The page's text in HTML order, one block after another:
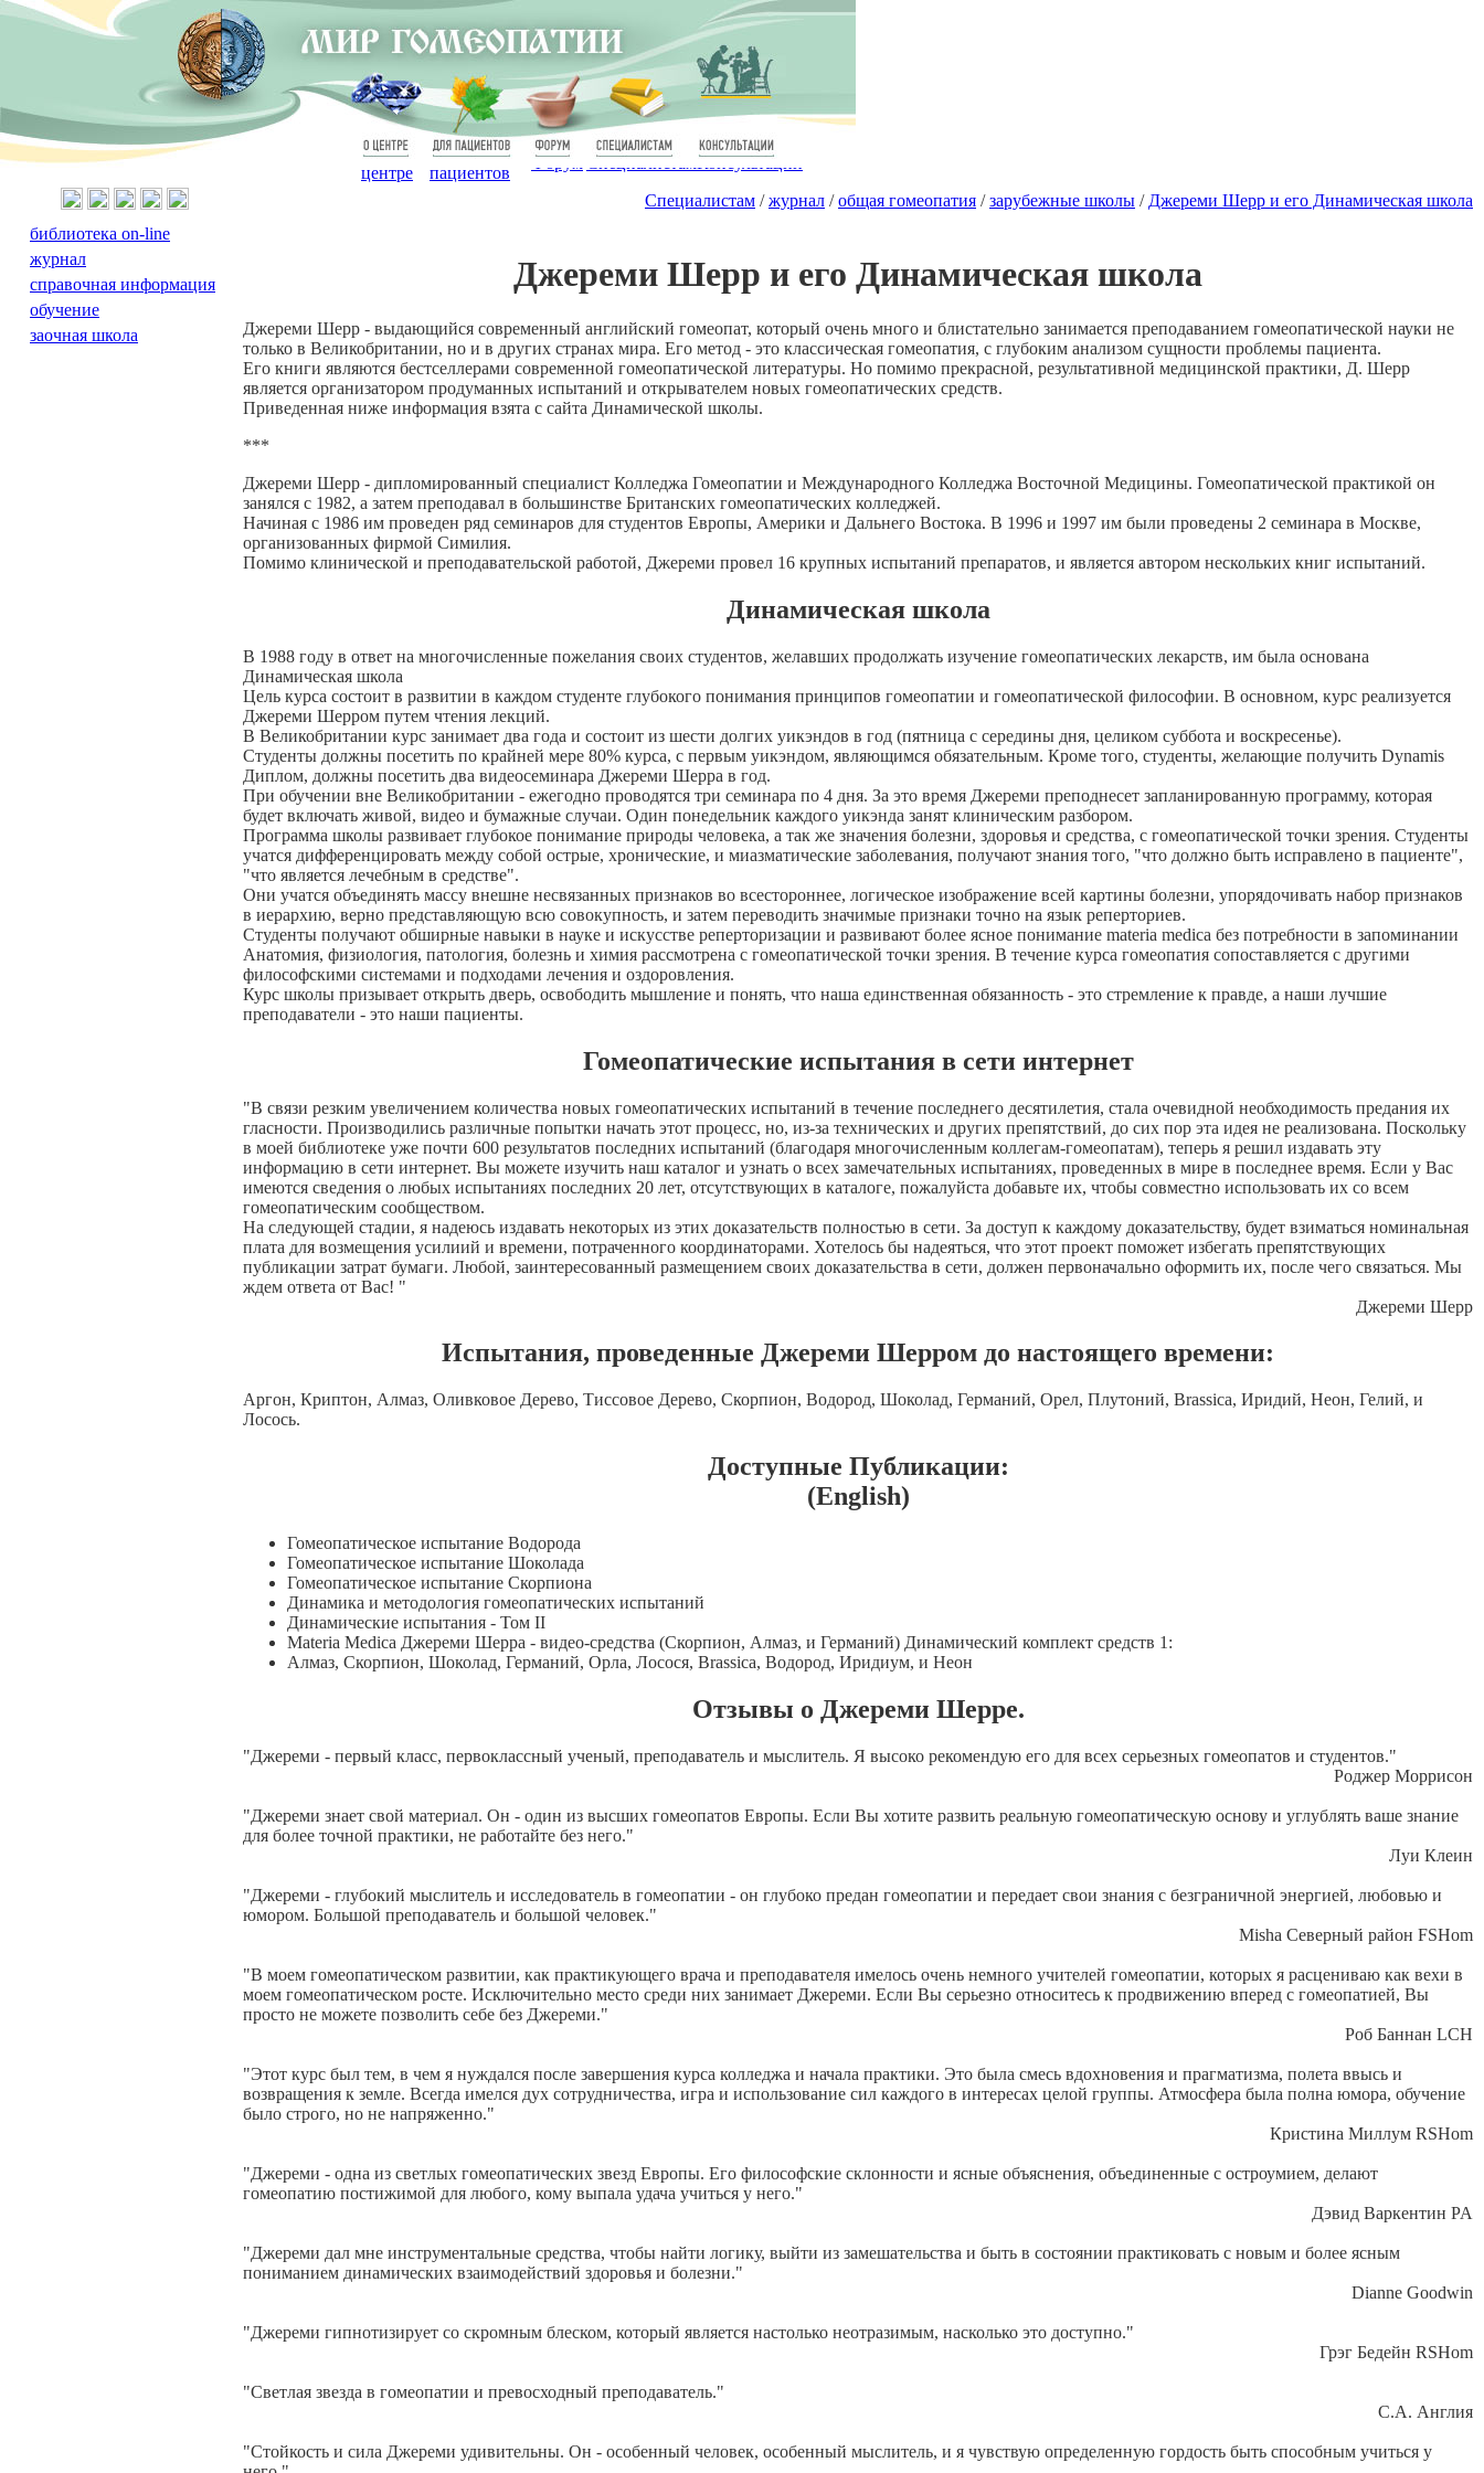
О
центре
Для
пациентов
Форум Специалистам
Консультации
Специалистам /журнал /общая гомеопатия /зарубежные школы / Джереми Шерр и его Динамическая школа
Джереми Шерр и его Динамическая школа
Джереми Шерр - выдающийся современный английский гомеопат, который очень много и блистательно занимается преподаванием гомеопатической науки не
только в Великобритании, но и в других странах мира. Его метод - это классическая гомеопатия, с глубоким анализом сущности проблемы пациента.
Его книги являются бестселлерами современной гомеопатической литературы. Но помимо прекрасной, результативной медицинской практики, Д. Шерр
является организатором продуманных испытаний и открывателем новых гомеопатических средств.
Приведенная ниже информация взята с сайта Динамической школы.
***
Джереми Шерр - дипломированный специалист Колледжа Гомеопатии и Международного Колледжа Восточной Медицины. Гомеопатической практикой он
занялся с 1982, а затем преподавал в большинстве Британских гомеопатических колледжей.
Начиная с 1986 им проведен ряд семинаров для студентов Европы, Америки и Дальнего Востока. В 1996 и 1997 им были проведены 2 семинара в Москве,
организованных фирмой Симилия.
Помимо клинической и преподавательской работой, Джереми провел 16 крупных испытаний препаратов, и является автором нескольких книг испытаний.
Динамическая школа
В 1988 году в ответ на многочисленные пожелания своих студентов, желавших продолжать изучение гомеопатических лекарств, им была основана
Динамическая школа
Цель курса состоит в развитии в каждом студенте глубокого понимания принципов гомеопатии и гомеопатической философии. В основном, курс реализуется
Джереми Шерром путем чтения лекций.
В Великобритании курс занимает два года и состоит из шести долгих уикэндов в год (пятница с середины дня, целиком суббота и воскресенье).
Студенты должны посетить по крайней мере 80% курса, с первым уикэндом, являющимся обязательным. Кроме того, студенты, желающие получить Dynamis
Диплом, должны посетить два видеосеминара Джереми Шерра в год.
При обучении вне Великобритании - ежегодно проводятся три семинара по 4 дня. За это время Джереми преподнесет запланированную программу, которая
будет включать живой, видео и бумажные случаи. Один понедельник каждого уикэнда занят клиническим разбором.
Программа школы развивает глубокое понимание природы человека, а так же значения болезни, здоровья и средства, с гомеопатической точки зрения. Студенты
учатся дифференцировать между собой острые, хронические, и миазматические заболевания, получают знания того, "что должно быть исправлено в пациенте",
"что является лечебным в средстве".
Они учатся объединять массу внешне несвязанных признаков во всестороннее, логическое изображение всей картины болезни, упорядочивать набор признаков
в иерархию, верно представляющую всю совокупность, и затем переводить значимые признаки точно на язык реперториев.
Студенты получают обширные навыки в науке и искусстве реперторизации и развивают более ясное понимание materia medica без потребности в запоминании
Анатомия, физиология, патология, болезнь и химия рассмотрена с гомеопатической точки зрения. В течение курса гомеопатия сопоставляется с другими
философскими системами и подходами лечения и оздоровления.
Курс школы призывает открыть дверь, освободить мышление и понять, что наша единственная обязанность - это стремление к правде, а наши лучшие
преподаватели - это наши пациенты.
Гомеопатические испытания в сети интернет
"В связи резким увеличением количества новых гомеопатических испытаний в течение последнего десятилетия, стала очевидной необходимость предания их
гласности. Производились различные попытки начать этот процесс, но, из-за технических и других препятствий, до сих пор эта идея не реализована. Поскольку
в моей библиотеке уже почти 600 результатов последних испытаний (благодаря многочисленным коллегам-гомеопатам), теперь я решил издавать эту
информацию в сети интернет. Вы можете изучить наш каталог и узнать о всех замечательных испытаниях, проведенных в мире в последнее время. Если у Вас
имеются сведения о любых испытаниях последних 20 лет, отсутствующих в каталоге, пожалуйста добавьте их, чтобы совместно использовать их со всем
гомеопатическим сообществом.
На следующей стадии, я надеюсь издавать некоторых из этих доказательств полностью в сети. За доступ к каждому доказательству, будет взиматься номинальная
плата для возмещения усилиий и времени, потраченного координаторами. Хотелось бы надеяться, что этот проект поможет избегать препятствующих
публикации затрат бумаги. Любой, заинтересованный размещением своих доказательства в сети, должен первоначально оформить их, после чего связаться. Мы
ждем ответа от Вас! "
Джереми Шерр
Испытания, проведенные Джереми Шерром до настоящего времени:
Аргон, Криптон, Алмаз, Оливковое Дерево, Тиссовое Дерево, Скорпион, Водород, Шоколад, Германий, Орел, Плутоний, Brassica, Иридий, Неон, Гелий, и
Лосось.
Доступные Публикации:
(English)
Гомеопатическое испытание Водорода
Гомеопатическое испытание Шоколада
Гомеопатическое испытание Скорпиона
Динамика и методология гомеопатических испытаний
Динамические испытания - Том II
Materia Medica Джереми Шерра - видео-средства (Скорпион, Алмаз, и Германий) Динамический комплект средств 1:
Алмаз, Скорпион, Шоколад, Германий, Орла, Лосося, Brassica, Водород, Иридиум, и Неон
Отзывы о Джереми Шерре.
"Джереми - первый класс, первоклассный ученый, преподаватель и мыслитель. Я высоко рекомендую его для всех серьезных гомеопатов и студентов."
Роджер Моррисон
"Джереми знает свой материал. Он - один из высших гомеопатов Европы. Если Вы хотите развить реальную гомеопатическую основу и углублять ваше знание
для более точной практики, не работайте без него."
Луи Клеин
"Джереми - глубокий мыслитель и исследователь в гомеопатии - он глубоко предан гомеопатии и передает свои знания с безграничной энергией, любовью и
юмором. Большой преподаватель и большой человек."
Misha Северный район FSHom
"В моем гомеопатическом развитии, как практикующего врача и преподавателя имелось очень немного учителей гомеопатии, которых я расцениваю как вехи в
моем гомеопатическом росте. Исключительно место среди них занимает Джереми. Если Вы серьезно относитесь к продвижению вперед с гомеопатией, Вы
просто не можете позволить себе без Джереми."
Роб Баннан LCH
"Этот курс был тем, в чем я нуждался после завершения курса колледжа и начала практики. Это была смесь вдохновения и прагматизма, полета ввысь и
возвращения к земле. Всегда имелся дух сотрудничества, игра и использование сил каждого в интересах целой группы. Атмосфера была полна юмора, обучение
было строго, но не напряженно."
Кристина Миллум RSHom
"Джереми - одна из светлых гомеопатических звезд Европы. Его философские склонности и ясные объяснения, объединенные с остроумием, делают
гомеопатию постижимой для любого, кому выпала удача учиться у него."
Дэвид Варкентин PA
"Джереми дал мне инструментальные средства, чтобы найти логику, выйти из замешательства и быть в состоянии практиковать с новым и более ясным
пониманием динамических взаимодействий здоровья и болезни."
Dianne Goodwin
"Джереми гипнотизирует со скромным блеском, который является настолько неотразимым, насколько это доступно."
Грэг Бедейн RSHom
"Светлая звезда в гомеопатии и превосходный преподаватель."
C.A. Англия
"Стойкость и сила Джереми удивительны. Он - особенный человек, особенный мыслитель, и я чувствую определенную гордость быть способным учиться у
библиотека on-line
журнал
справочная информация
обучение
заочная школа